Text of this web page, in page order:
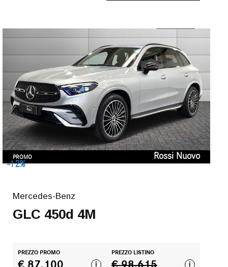
Mercedes-Benz
GLC 450d 4M
PROMO
Rossi Nuovo
-12%
PREZZO PROMO
€ 87.100 i
PREZZO LISTINO
€ 98.615 i